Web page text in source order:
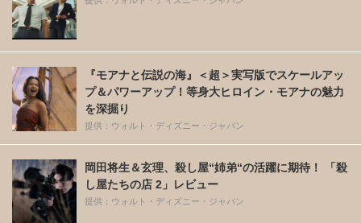
『モアナと伝説の海』＜超＞実写版でスケールアッ
プ＆パワーアップ！等身大ヒロイン・モアナの魅力
を深掘り
提供：ウォルト・ディズニー・ジャパン
岡田将生＆玄理、殺し屋“姉弟“の活躍に期待！ 「殺
し屋たちの店 2」レビュー
提供：ウォルト・ディズニー・ジャパン